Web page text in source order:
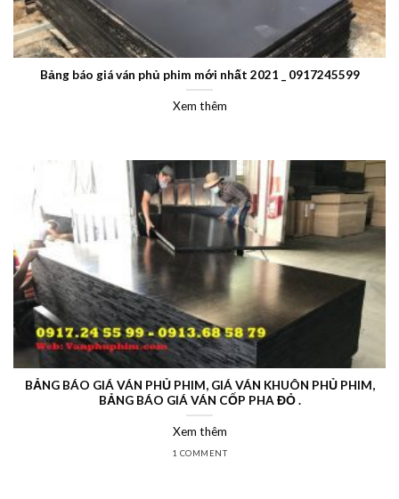
Bảng báo giá ván phủ phim mới nhất 2021 _ 0917245599
Xem thêm
BẢNG BÁO GIÁ VÁN PHỦ PHIM, GIÁ VÁN KHUÔN PHỦ PHIM,
BẢNG BÁO GIÁ VÁN CỐP PHA ĐỎ .
Xem thêm
1 COMMENT